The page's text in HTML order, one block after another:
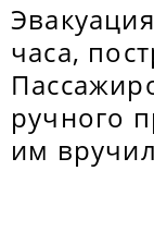
часа,
ручного
им